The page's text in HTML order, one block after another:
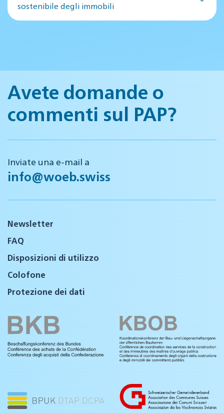
sostenibile degli immobili
Avete domande o
commenti sul PAP?
Inviate una e-mail a
info@woeb.swiss
Newsletter
FAQ
Disposizioni di utilizzo
Colofone
Protezione dei dati